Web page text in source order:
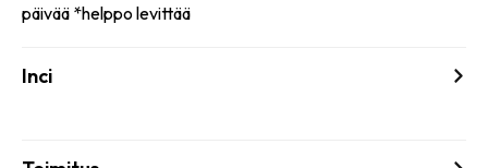
päivää *helppo levittää
Inci